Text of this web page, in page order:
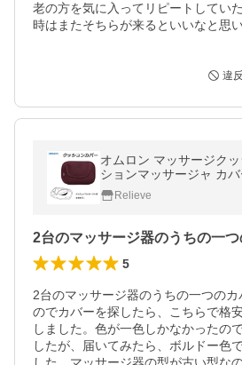
老の方を気に入ってリピートしてい
時はまたそちらが来るといいなと思い
違
オムロン マッサージク
ションマッサージャ カバ
機 カバー HM-342-
Relieve
5
2台のマッサージ器のうちの一つの
のでカバーを探したら、こちらで格
しました。色が一色しかなかったの
したが、届いてみたら、ボルドー色